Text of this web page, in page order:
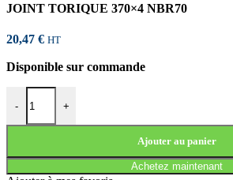
JOINT TORIQUE 370×4 NBR70
20,47 € HT
Disponible sur commande
-
quantité de JOINT TORIQUE 370x4 NBR70
+
Ajouter au panier
Achetez maintenant